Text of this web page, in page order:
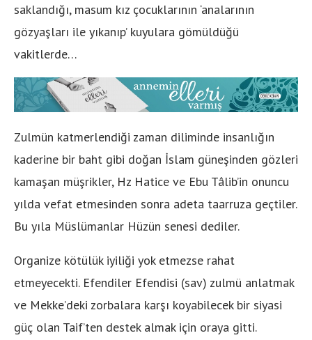
saklandığı, masum kız çocuklarının ‘analarının
gözyaşları ile yıkanıp’ kuyulara gömüldüğü
vakitlerde…
Zulmün katmerlendiği zaman diliminde insanlığın
kaderine bir baht gibi doğan İslam güneşinden gözleri
kamaşan müşrikler, Hz Hatice ve Ebu Tâlib’in onuncu
yılda vefat etmesinden sonra adeta taarruza geçtiler.
Bu yıla Müslümanlar Hüzün senesi dediler.
Organize kötülük iyiliği yok etmezse rahat
etmeyecekti. Efendiler Efendisi (sav) zulmü anlatmak
ve Mekke’deki zorbalara karşı koyabilecek bir siyasi
güç olan Taif’ten destek almak için oraya gitti.